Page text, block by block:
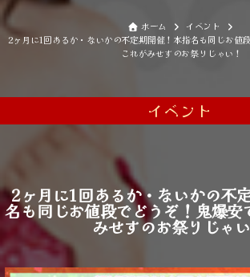
ホーム
イベント
2ヶ月に1回あるか・ないかの不定期開催！本指名も同じお値
これがみせすのお祭りじゃい！
イベント
2ヶ月に1回あるか・ないかの不
名も同じお値段でどうぞ！鬼爆
みせすのお祭りじゃ